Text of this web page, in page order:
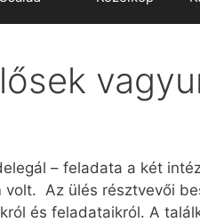
– feladata a két
Az ülés résztvevői
és feladataikról. A